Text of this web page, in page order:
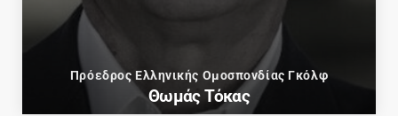
Πρόεδρος Ελληνικής Ομοσπονδίας Γκόλφ
Θωμάς Τόκας